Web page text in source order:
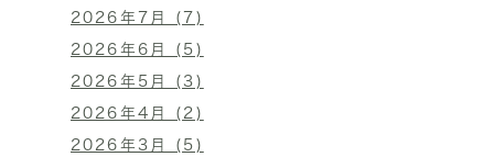
2026年7月 (7)
2026年6月 (5)
2026年5月 (3)
2026年4月 (2)
2026年3月 (5)